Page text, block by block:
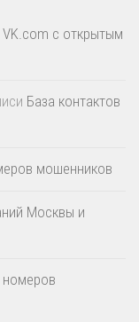
VK.com с открытым
База контактов
мошенников
Москвы и